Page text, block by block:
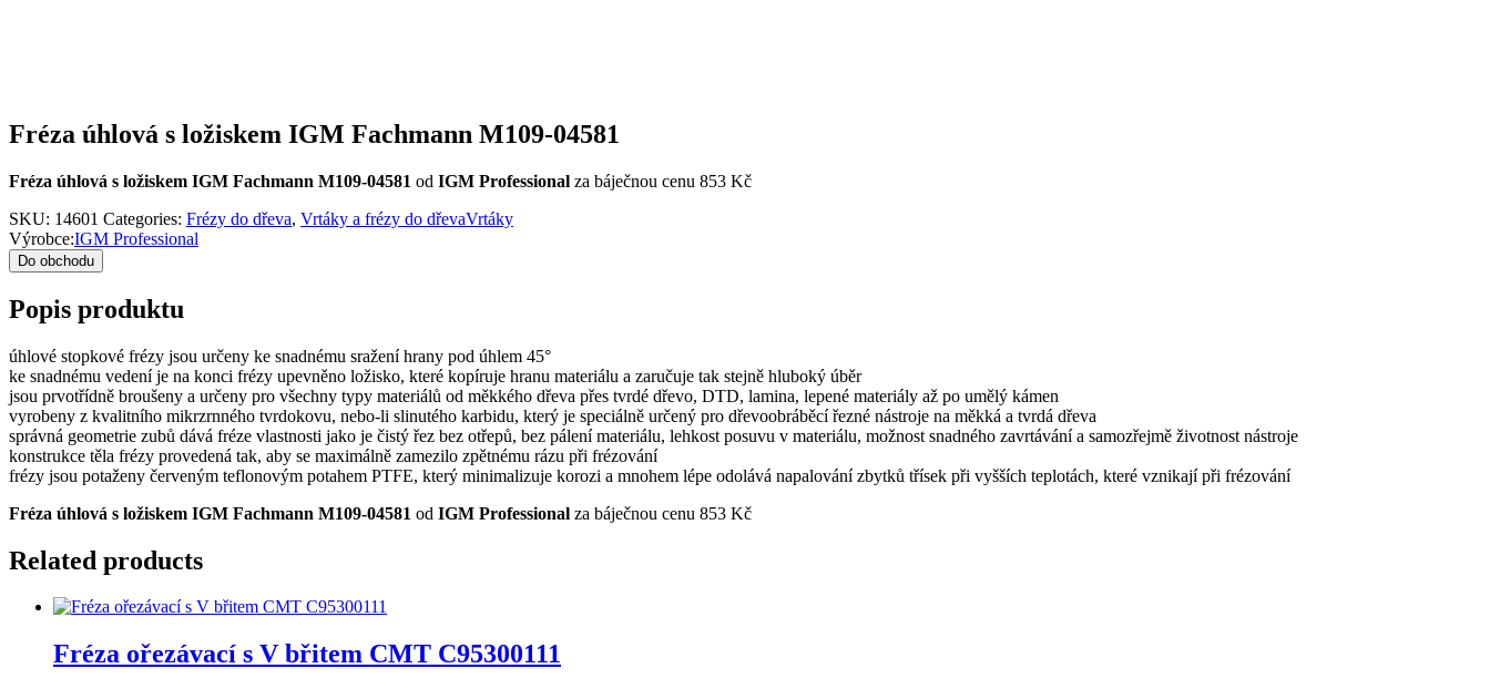
Fréza úhlová s ložiskem IGM Fachmann M109-04581
Fréza úhlová s ložiskem IGM Fachmann M109-04581 od IGM Professional za báječnou cenu 853 Kč
SKU: 14601 Categories: Frézy do dřeva, Vrtáky a frézy do dřevaVrtáky
Výrobce:IGM Professional
Do obchodu
Popis produktu
úhlové stopkové frézy jsou určeny ke snadnému sražení hrany pod úhlem 45°
ke snadnému vedení je na konci frézy upevněno ložisko, které kopíruje hranu materiálu a zaručuje tak stejně hluboký úběr
jsou prvotřídně broušeny a určeny pro všechny typy materiálů od měkkého dřeva přes tvrdé dřevo, DTD, lamina, lepené materiály až po umělý kámen
vyrobeny z kvalitního mikrzrnného tvrdokovu, nebo-li slinutého karbidu, který je speciálně určený pro dřevoobráběcí řezné nástroje na měkká a tvrdá dřeva
správná geometrie zubů dává fréze vlastnosti jako je čistý řez bez otřepů, bez pálení materiálu, lehkost posuvu v materiálu, možnost snadného zavrtávání a samozřejmě životnost nástroje
konstrukce těla frézy provedená tak, aby se maximálně zamezilo zpětnému rázu při frézování
frézy jsou potaženy červeným teflonovým potahem PTFE, který minimalizuje korozi a mnohem lépe odolává napalování zbytků třísek při vyšších teplotách, které vznikají při frézování
Fréza úhlová s ložiskem IGM Fachmann M109-04581 od IGM Professional za báječnou cenu 853 Kč
Related products
Fréza ořezávací s V břitem CMT C95300111